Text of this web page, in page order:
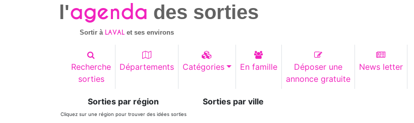
l'agenda des sorties
Sortir à LAVAL et ses environs
Recherche
sorties
Départements Catégories En famille
Déposer une
annonce gratuite
News letter
Sorties par région
Cliquez sur une région pour trouver des idées sorties
Sorties par ville